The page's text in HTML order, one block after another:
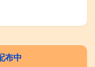
布中